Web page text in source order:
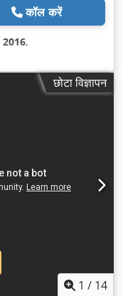
कॉल करें
2016,
छोटा विज्ञापन
1 / 14